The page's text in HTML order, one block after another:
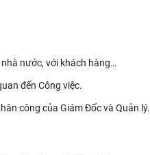
nước, với khách hàng…
đến Công việc.
công của Giám Đốc và Quản lý.